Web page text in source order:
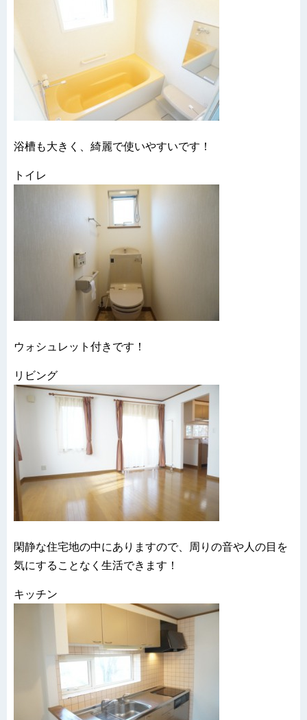
浴槽も大きく、綺麗で使いやすいです！
トイレ
ウォシュレット付きです！
リビング
閑静な住宅地の中にありますので、周りの音や人の目を
気にすることなく生活できます！
キッチン